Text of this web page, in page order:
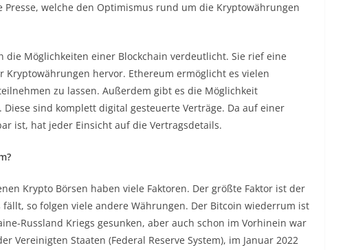
welche den Optimismus rund um die Kryptowährungen
die Möglichkeiten einer Blockchain verdeutlicht. Sie rief eine
Kryptowährungen hervor. Ethereum ermöglicht es vielen
zu lassen. Außerdem gibt es die Möglichkeit
Diese sind komplett digital gesteuerte Verträge. Da auf einer
ist, hat jeder Einsicht auf die Vertragsdetails.
Krypto Börsen haben viele Faktoren. Der größte Faktor ist der
so folgen viele andere Währungen. Der Bitcoin wiederrum ist
Russland Kriegs gesunken, aber auch schon im Vorhinein war
Vereinigten Staaten (Federal Reserve System), im Januar 2022